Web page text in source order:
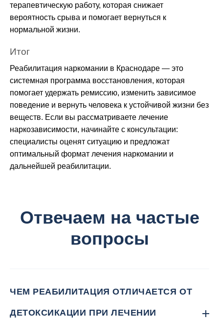
терапевтическую работу, которая снижает
вероятность срыва и помогает вернуться к
нормальной жизни.
Итог
Реабилитация наркомании в Краснодаре — это
системная программа восстановления, которая
помогает удержать ремиссию, изменить зависимое
поведение и вернуть человека к устойчивой жизни без
веществ. Если вы рассматриваете лечение
наркозависимости, начинайте с консультации:
специалисты оценят ситуацию и предложат
оптимальный формат лечения наркомании и
дальнейшей реабилитации.
Отвечаем на частые
вопросы
ЧЕМ РЕАБИЛИТАЦИЯ ОТЛИЧАЕТСЯ ОТ
ДЕТОКСИКАЦИИ ПРИ ЛЕЧЕНИИ